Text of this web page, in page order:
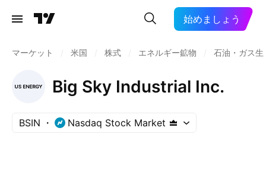
始めましょう
マーケット 米国 株式 エネルギー鉱物 石油・ガス生
Big Sky Industrial Inc.
BSIN Nasdaq Stock Market